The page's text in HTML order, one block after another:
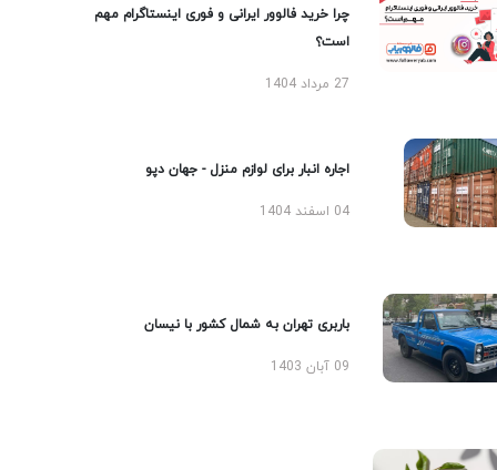
چرا خرید فالوور ایرانی و فوری اینستاگرام مهم
است؟
27 مرداد 1404
اجاره انبار برای لوازم منزل - جهان دپو
04 اسفند 1404
باربری تهران به شمال کشور با نیسان
09 آبان 1403